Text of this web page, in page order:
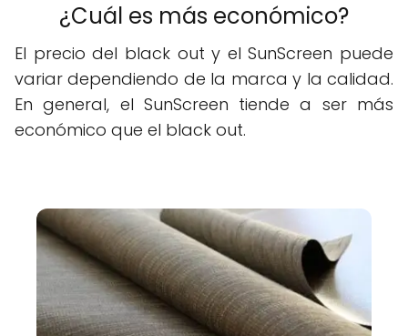
¿Cuál es más económico?
El precio del black out y el SunScreen puede
variar dependiendo de la marca y la calidad.
En general, el SunScreen tiende a ser más
económico que el black out.